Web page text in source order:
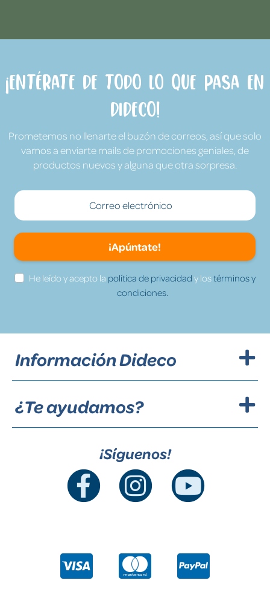
¡Entérate de todo lo que pasa en
Dideco!
Prometemos no llenarte el buzón de correos, así que solo
vamos a enviarte mails de promociones geniales, de
productos nuevos y alguna que otra sorpresa.
¡Apúntate!
He leído y acepto la política de privacidad y lostérminos y
condiciones.
Información Dideco
¿Te ayudamos?
¡Síguenos!